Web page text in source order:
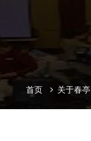
首页 关于春亭